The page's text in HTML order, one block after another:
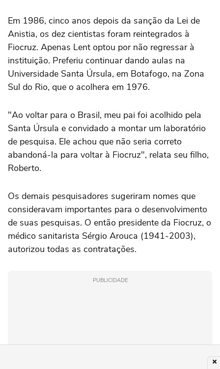
Em 1986, cinco anos depois da sanção da Lei de
Anistia, os dez cientistas foram reintegrados à
Fiocruz. Apenas Lent optou por não regressar à
instituição. Preferiu continuar dando aulas na
Universidade Santa Úrsula, em Botafogo, na Zona
Sul do Rio, que o acolhera em 1976.
"Ao voltar para o Brasil, meu pai foi acolhido pela
Santa Úrsula e convidado a montar um laboratório
de pesquisa. Ele achou que não seria correto
abandoná-la para voltar à Fiocruz", relata seu filho,
Roberto.
Os demais pesquisadores sugeriram nomes que
consideravam importantes para o desenvolvimento
de suas pesquisas. O então presidente da Fiocruz, o
médico sanitarista Sérgio Arouca (1941-2003),
autorizou todas as contratações.
PUBLICIDADE